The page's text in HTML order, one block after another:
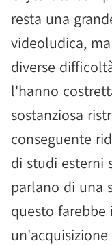
resta una
videoludica,
diverse
l'hanno
sostanziosa
conseguente
di studi esterni
parlano di una
questo farebbe